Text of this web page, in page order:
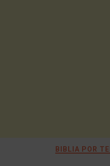
BIBLIA POR